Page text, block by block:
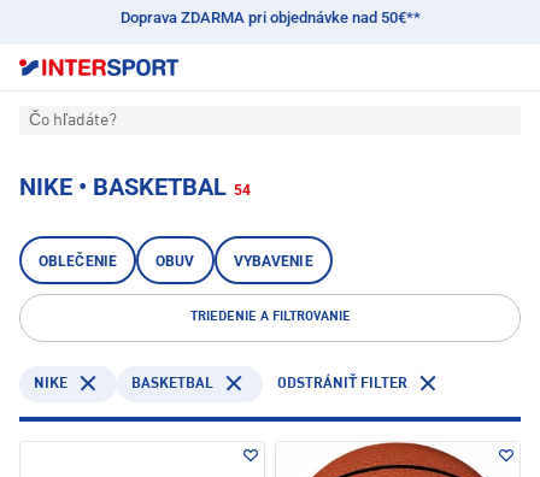
Doprava ZDARMA pri objednávke nad 50€**
Čo hľadáte?
NIKE • BASKETBAL 54
OBLEČENIE OBUV VYBAVENIE
TRIEDENIE A FILTROVANIE
NIKE BASKETBAL ODSTRÁNIŤ FILTER